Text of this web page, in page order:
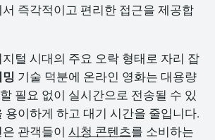
즉각적이고 편리한 접근을 제공합
털 시대의 주요 오락 형태로 자리 잡
기술 덕분에 온라인 영화는 대용량
필요 없이 실시간으로 전송될 수 있
용이하게 하고 대기 시간을 줄입니다.
관객들이 시청 콘텐츠를 소비하는